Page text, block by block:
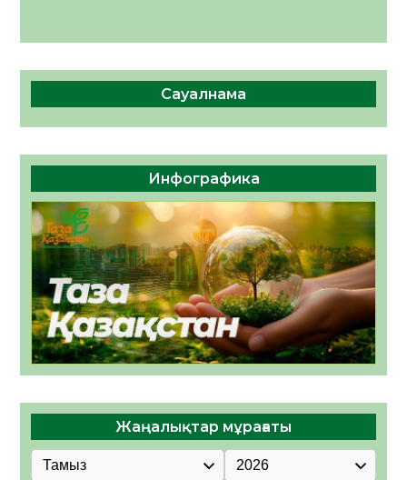
Сауалнама
Инфографика
Жаңалықтар мұрағаты